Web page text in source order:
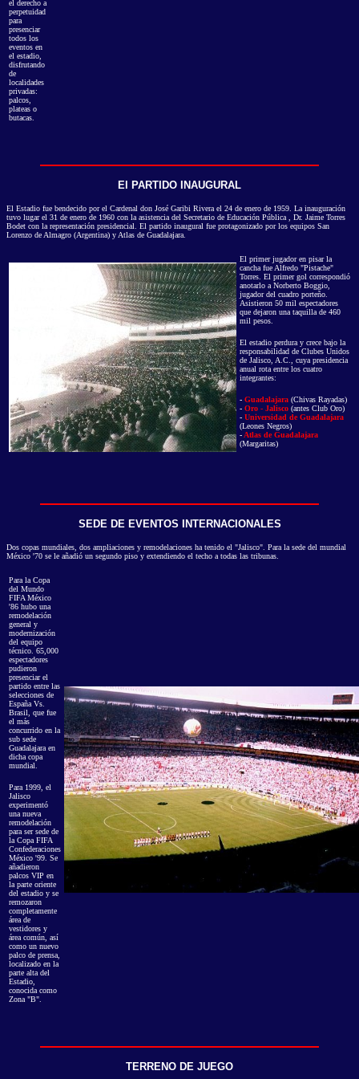
el derecho a
perpetuidad
para
presenciar
todos los
eventos en
el estadio,
disfrutando
de
localidades
privadas:
palcos,
plateas o
butacas.
El PARTIDO INAUGURAL
El Estadio fue bendecido por el Cardenal don José Garibi Rivera el 24 de enero de 1959. La inauguración
tuvo lugar el 31 de enero de 1960 con la asistencia del Secretario de Educación Pública , Dr. Jaime Torres
Bodet con la representación presidencial. El partido inaugural fue protagonizado por los equipos San
Lorenzo de Almagro (Argentina) y Atlas de Guadalajara.
El primer jugador en pisar la
cancha fue Alfredo "Pistache"
Torres. El primer gol correspondió
anotarlo a Norberto Boggio,
jugador del cuadro porteño.
Asistieron 50 mil espectadores
que dejaron una taquilla de 460
mil pesos.
El estadio perdura y crece bajo la
responsabilidad de Clubes Unidos
de Jalisco, A.C., cuya presidencia
anual rota entre los cuatro
integrantes:
- Guadalajara (Chivas Rayadas)
- Oro - Jalisco (antes Club Oro)
- Universidad de Guadalajara
(Leones Negros)
- Atlas de Guadalajara
(Margaritas)
SEDE DE EVENTOS INTERNACIONALES
Dos copas mundiales, dos ampliaciones y remodelaciones ha tenido el "Jalisco". Para la sede del mundial
México '70 se le añadió un segundo piso y extendiendo el techo a todas las tribunas.
Para la Copa
del Mundo
FIFA México
'86 hubo una
remodelación
general y
modernización
del equipo
técnico. 65,000
espectadores
pudieron
presenciar el
partido entre las
selecciones de
España Vs.
Brasil, que fue
el más
concurrido en la
sub sede
Guadalajara en
dicha copa
mundial.
Para 1999, el
Jalisco
experimentó
una nueva
remodelación
para ser sede de
la Copa FIFA
Confederaciones
México '99. Se
añadieron
palcos VIP en
la parte oriente
del estadio y se
remozaron
completamente
área de
vestidores y
área común, así
como un nuevo
palco de prensa,
localizado en la
parte alta del
Estadio,
conocida como
Zona "B".
TERRENO DE JUEGO